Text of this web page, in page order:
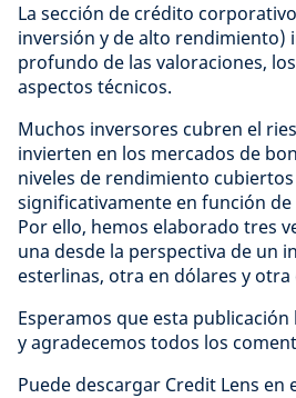
La sección de crédito
inversión y de alto rendimiento)
profundo de las valoraciones,
aspectos técnicos.
Muchos inversores cubren el
invierten en los mercados de
niveles de rendimiento
significativamente en función
Por ello, hemos elaborado tres
una desde la perspectiva de un
esterlinas, otra en dólares y otra
Esperamos que esta
y agradecemos todos los
Puede descargar Credit Lens en